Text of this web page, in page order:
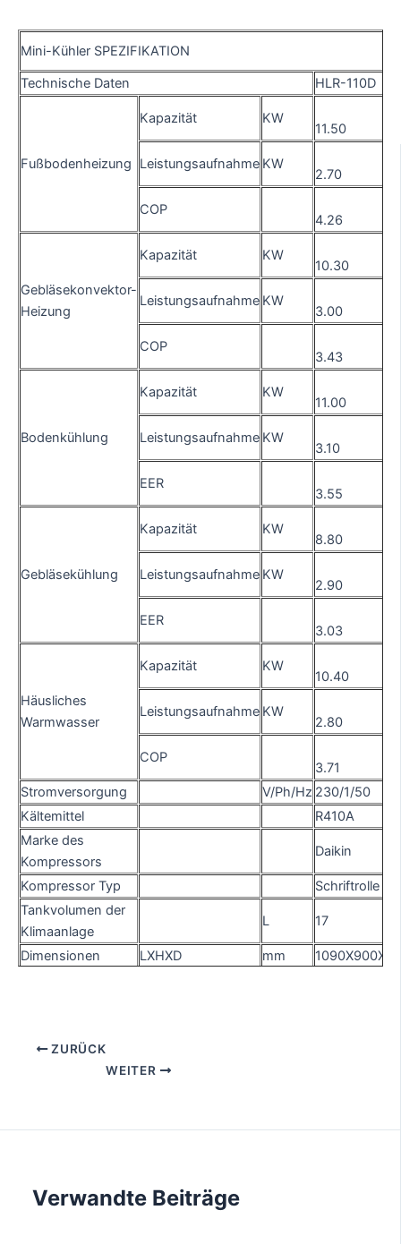
Mini-Kühler SPEZIFIKATION
Technische Daten
HLR-110D
Fußbodenheizung
Kapazität KW
11.50
Leistungsaufnahme KW
2.70
COP
4.26
Gebläsekonvektor-
Heizung
Kapazität KW
10.30
Leistungsaufnahme KW
3.00
COP
3.43
Bodenkühlung
Kapazität KW
11.00
Leistungsaufnahme KW
3.10
EER
3.55
Gebläsekühlung
Kapazität KW
8.80
Leistungsaufnahme KW
2.90
EER
3.03
Häusliches
Warmwasser
Kapazität KW
10.40
Leistungsaufnahme KW
2.80
COP
3.71
Stromversorgung
V/Ph/Hz 230/1/50
Kältemittel
R410A
Marke des
Kompressors
Daikin
Kompressor Typ
Schriftrolle
Tankvolumen der
Klimaanlage
L 17
Dimensionen LXHXD mm
ZURÜCK
WEITER
Verwandte Beiträge